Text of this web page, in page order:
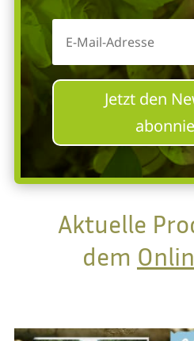
Jetzt den
Aktuelle
dem